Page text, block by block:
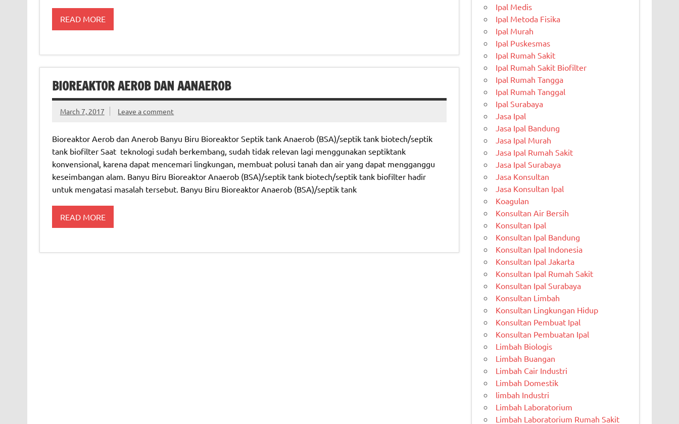
READ MORE
BIOREAKTOR AEROB DAN AANAEROB
March 7, 2017 Leave a comment
Bioreaktor Aerob dan Anerob Banyu Biru Bioreaktor Septik tank Anaerob (BSA)/septik tank biotech/septik
tank biofilter Saat teknologi sudah berkembang, sudah tidak relevan lagi menggunakan septiktank
konvensional, karena dapat mencemari lingkungan, membuat polusi tanah dan air yang dapat mengganggu
keseimbangan alam. Banyu Biru Bioreaktor Anaerob (BSA)/septik tank biotech/septik tank biofilter hadir
untuk mengatasi masalah tersebut. Banyu Biru Bioreaktor Anaerob (BSA)/septik tank
READ MORE
Ipal Medis
Ipal Metoda Fisika
Ipal Murah
Ipal Puskesmas
Ipal Rumah Sakit
Ipal Rumah Sakit Biofilter
Ipal Rumah Tangga
Ipal Rumah Tanggal
Ipal Surabaya
Jasa Ipal
Jasa Ipal Bandung
Jasa Ipal Murah
Jasa Ipal Rumah Sakit
Jasa Ipal Surabaya
Jasa Konsultan
Jasa Konsultan Ipal
Koagulan
Konsultan Air Bersih
Konsultan Ipal
Konsultan Ipal Bandung
Konsultan Ipal Indonesia
Konsultan Ipal Jakarta
Konsultan Ipal Rumah Sakit
Konsultan Ipal Surabaya
Konsultan Limbah
Konsultan Lingkungan Hidup
Konsultan Pembuat Ipal
Konsultan Pembuatan Ipal
Limbah Biologis
Limbah Buangan
Limbah Cair Industri
Limbah Domestik
limbah Industri
Limbah Laboratorium
Limbah Laboratorium Rumah Sakit